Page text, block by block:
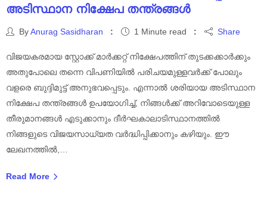
അടിസ്ഥാന നിക്ഷേപ തന്ത്രങ്ങൾ
ByAnurag Sasidharan 1 Minute read Share
വിജയകരമായ സ്റ്റോക്ക് മാർക്കറ്റ് നിക്ഷേപത്തിന് തുടക്കക്കാർക്കും
അതുപോലെ തന്നെ വിപണിയിൽ പരിചയമുള്ളവർക്ക് പോലും
വളരെ ബുദ്ദിമുട്ട് അനുഭവപ്പെടും. എന്നാൽ ശരിയായ അടിസ്ഥാന
നിക്ഷേപ തന്ത്രങ്ങൾ ഉപയോഗിച്ച്, നിങ്ങൾക്ക് അറിവോടെയുള്ള
തീരുമാനങ്ങൾ എടുക്കാനും ദീർഘകാലാടിസ്ഥാനത്തിൽ
നിങ്ങളുടെ വിജയസാധ്യത വർദ്ധിപ്പിക്കാനും കഴിയും. ഈ
ലേഖനത്തിൽ,…
Read More